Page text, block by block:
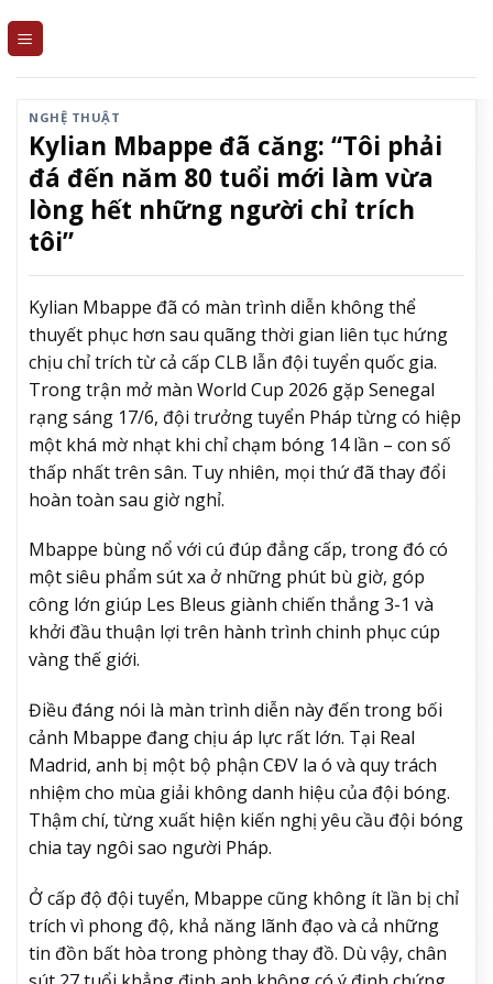
NGHỆ THUẬT
Kylian Mbappe đã căng: “Tôi phải
đá đến năm 80 tuổi mới làm vừa
lòng hết những người chỉ trích
tôi”
Kylian Mbappe đã có màn trình diễn không thể
thuyết phục hơn sau quãng thời gian liên tục hứng
chịu chỉ trích từ cả cấp CLB lẫn đội tuyển quốc gia.
Trong trận mở màn World Cup 2026 gặp Senegal
rạng sáng 17/6, đội trưởng tuyển Pháp từng có hiệp
một khá mờ nhạt khi chỉ chạm bóng 14 lần – con số
thấp nhất trên sân. Tuy nhiên, mọi thứ đã thay đổi
hoàn toàn sau giờ nghỉ.
Mbappe bùng nổ với cú đúp đẳng cấp, trong đó có
một siêu phẩm sút xa ở những phút bù giờ, góp
công lớn giúp Les Bleus giành chiến thắng 3-1 và
khởi đầu thuận lợi trên hành trình chinh phục cúp
vàng thế giới.
Điều đáng nói là màn trình diễn này đến trong bối
cảnh Mbappe đang chịu áp lực rất lớn. Tại Real
Madrid, anh bị một bộ phận CĐV la ó và quy trách
nhiệm cho mùa giải không danh hiệu của đội bóng.
Thậm chí, từng xuất hiện kiến nghị yêu cầu đội bóng
chia tay ngôi sao người Pháp.
Ở cấp độ đội tuyển, Mbappe cũng không ít lần bị chỉ
trích vì phong độ, khả năng lãnh đạo và cả những
tin đồn bất hòa trong phòng thay đồ. Dù vậy, chân